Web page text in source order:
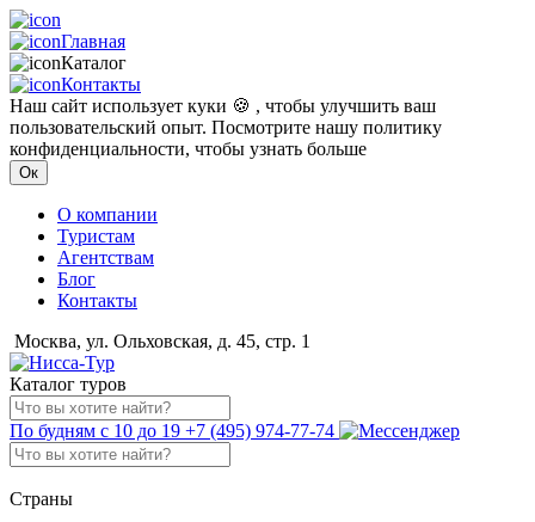
Главная
Каталог
Контакты
Наш сайт использует куки 🍪 , чтобы улучшить ваш
пользовательский опыт. Посмотрите нашу политику
конфиденциальности, чтобы узнать больше
Ок
О компании
Туристам
Агентствам
Блог
Контакты
Москва, ул. Ольховская, д. 45, стр. 1
Каталог туров
По будням с 10 до 19 +7 (495) 974-77-74
Страны